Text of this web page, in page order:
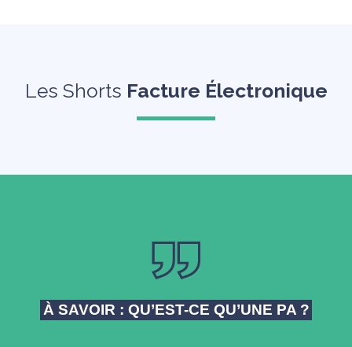
Les Shorts Facture Électronique
À SAVOIR : QU’EST-CE QU’UNE PA ?